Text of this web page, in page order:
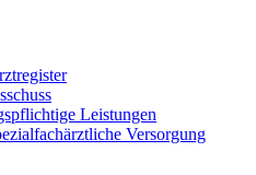
Leistungen
Versorgung